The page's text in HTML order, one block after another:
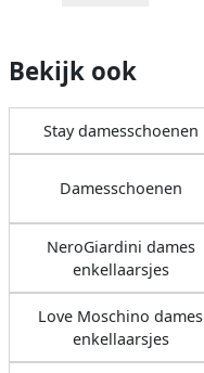
Bekijk ook
Stay damesschoenen
Damesschoenen
NeroGiardini dames
enkellaarsjes
Love Moschino dames
enkellaarsjes